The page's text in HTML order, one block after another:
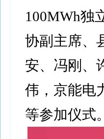
100MWh独
协副主席、
安、冯刚、
伟，京能电
等参加仪式。